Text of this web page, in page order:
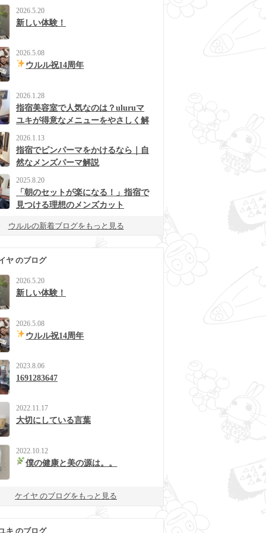
2026.5.20
新しい体験！
2026.5.08
ウルル祝14周年
2026.1.28
指宿美容室で人気なのは？uluruマ
ユキが得意なメニューをやさしく解
2026.1.13
指宿でピンパーマをかけるなら｜自
然なメンズパーマ解説
2025.8.20
「朝のセットが楽になる！」指宿で
見つける理想のメンズカット
ウルルの新着ブログをもっと見る
ヤ のブログ
2026.5.20
新しい体験！
2026.5.08
ウルル祝14周年
2023.8.06
1691283647
2022.11.17
大切にしている言葉
2022.10.12
僕の健康と美の源は。。
ケイヤ のブログをもっと見る
キ のブログ